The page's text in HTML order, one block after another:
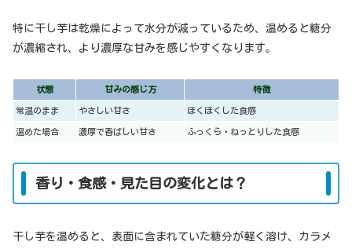
特に干し芋は乾燥によって水分が減っているため、温めると糖分
が濃縮され、より濃厚な甘みを感じやすくなります。
状態 甘みの感じ方 特徴
常温のまま やさしい甘さ ほくほくした食感
温めた場合 濃厚で香ばしい甘さ ふっくら・ねっとりした食感
香り・食感・見た目の変化とは？
干し芋を温めると、表面に含まれていた糖分が軽く溶け、カラメ